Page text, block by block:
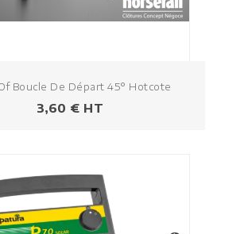
Boucle De Départ 45° Hotcote
Prezzo
3,60 € HT